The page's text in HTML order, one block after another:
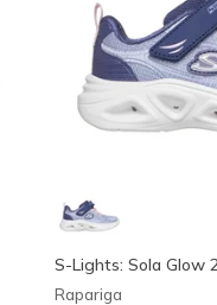
S-Lights: Sola Glow
Rapariga